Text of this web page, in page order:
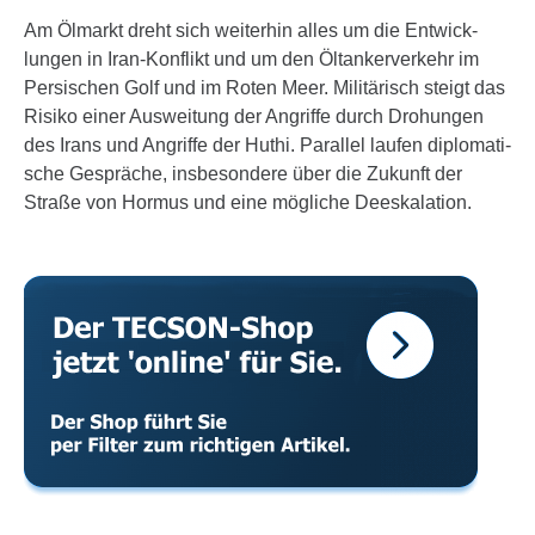
Am Ölmarkt dreht sich weiterhin alles um die Entwick­
lungen in Iran-Konflikt und um den Öltan­ker­ver­kehr im
Persi­schen Golf und im Roten Meer. Mili­tä­risch steigt das
Risiko einer Auswei­tung der Angriffe durch Drohungen
des Irans und Angriffe der Huthi. Parallel laufen diplo­ma­ti­
sche Gespräche, insbe­son­dere über die Zukunft der
Straße von Hormus und eine mögliche Dees­ka­la­tion.